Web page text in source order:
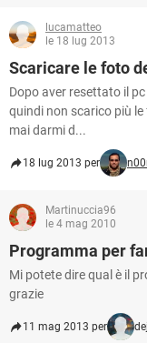
lucamatteo
le 18 lug 2013
Scaricare le foto
Dopo aver resettato il
quindi non scarico più
mai darmi d...
18 lug 2013 per
Martinuccia96
le 4 mag 2010
Programma per
Mi potete dire qual è il
grazie
11 mag 2013 per